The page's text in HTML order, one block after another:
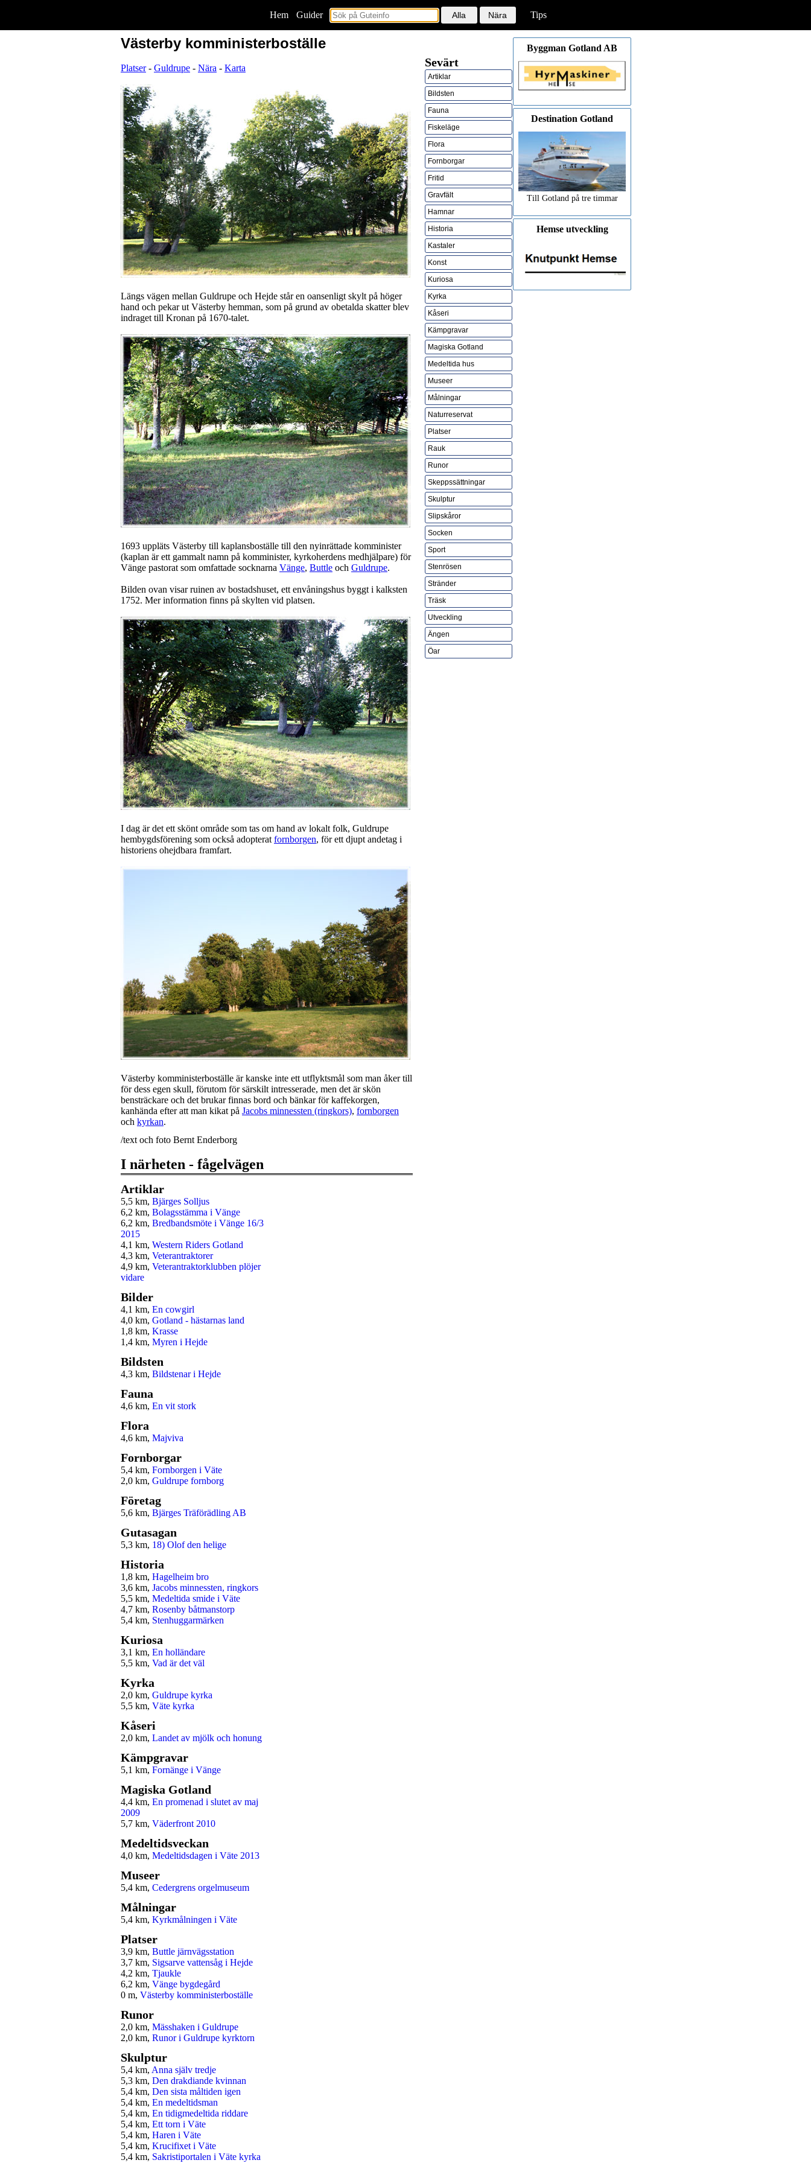
Hem< Guider Tips
Västerby komministerboställe
Platser- Guldrupe - Nära - Karta
Längs vägen mellan Guldrupe och Hejde står en oansenligt skylt på höger
hand och pekar ut Västerby hemman, som på grund av obetalda skatter blev
indraget till Kronan på 1670-talet.
1693 uppläts Västerby till kaplansboställe till den nyinrättade komminister
(kaplan är ett gammalt namn på komminister, kyrkoherdens medhjälpare) för
Vänge pastorat som omfattade socknarna Vänge, Buttle och Guldrupe.
Bilden ovan visar ruinen av bostadshuset, ett envåningshus byggt i kalksten
1752. Mer information finns på skylten vid platsen.
I dag är det ett skönt område som tas om hand av lokalt folk, Guldrupe
hembygdsförening som också adopterat fornborgen, för ett djupt andetag i
historiens ohejdbara framfart.
Västerby komministerboställe är kanske inte ett utflyktsmål som man åker till
för dess egen skull, förutom för särskilt intresserade, men det är skön
bensträckare och det brukar finnas bord och bänkar för kaffekorgen,
kanhända efter att man kikat på Jacobs minnessten (ringkors), fornborgen
och kyrkan.
/text och foto Bernt Enderborg
I närheten - fågelvägen
Artiklar
5,5 km, Bjärges Solljus
6,2 km, Bolagsstämma i Vänge
6,2 km, Bredbandsmöte i Vänge 16/3
2015
4,1 km, Western Riders Gotland
4,3 km, Veterantraktorer
4,9 km, Veterantraktorklubben plöjer
vidare
Bilder
4,1 km, En cowgirl
4,0 km, Gotland - hästarnas land
1,8 km, Krasse
1,4 km, Myren i Hejde
Bildsten
4,3 km, Bildstenar i Hejde
Fauna
4,6 km, En vit stork
Flora
4,6 km, Majviva
Fornborgar
5,4 km, Fornborgen i Väte
2,0 km, Guldrupe fornborg
Företag
5,6 km, Bjärges Träförädling AB
Gutasagan
5,3 km, 18) Olof den helige
Historia
1,8 km, Hagelheim bro
3,6 km, Jacobs minnessten, ringkors
5,5 km, Medeltida smide i Väte
4,7 km, Rosenby båtmanstorp
5,4 km, Stenhuggarmärken
Kuriosa
3,1 km, En holländare
5,5 km, Vad är det väl
Kyrka
2,0 km, Guldrupe kyrka
5,5 km, Väte kyrka
Kåseri
2,0 km, Landet av mjölk och honung
Kämpgravar
5,1 km, Fornänge i Vänge
Magiska Gotland
4,4 km, En promenad i slutet av maj
2009
5,7 km, Väderfront 2010
Medeltidsveckan
4,0 km, Medeltidsdagen i Väte 2013
Museer
5,4 km, Cedergrens orgelmuseum
Målningar
5,4 km, Kyrkmålningen i Väte
Platser
3,9 km, Buttle järnvägsstation
3,7 km, Sigsarve vattensåg i Hejde
4,2 km, Tjaukle
6,2 km, Vänge bygdegård
0 m, Västerby komministerboställe
Runor
2,0 km, Mässhaken i Guldrupe
2,0 km, Runor i Guldrupe kyrktorn
Skulptur
5,4 km, Anna själv tredje
5,3 km, Den drakdiande kvinnan
5,4 km, Den sista måltiden igen
5,4 km, En medeltidsman
5,4 km, En tidigmedeltida riddare
5,4 km, Ett torn i Väte
5,4 km, Haren i Väte
5,4 km, Krucifixet i Väte
5,4 km, Sakristiportalen i Väte kyrka
Sevärt
Artiklar
Bildsten
Fauna
Fiskeläge
Flora
Fornborgar
Fritid
Gravfält
Hamnar
Historia
Kastaler
Konst
Kuriosa
Kyrka
Kåseri
Kämpgravar
Magiska Gotland
Medeltida hus
Museer
Målningar
Naturreservat
Platser
Rauk
Runor
Skeppssättningar
Skulptur
Slipskåror
Socken
Sport
Stenrösen
Stränder
Träsk
Utveckling
Ängen
Öar
Byggman Gotland AB
Destination Gotland
Till Gotland på tre timmar
Hemse utveckling